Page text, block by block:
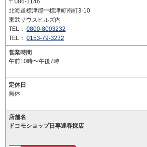
〒086-1146
北海道標津郡中標津町南町3-10
東武サウスヒルズ内
TEL： 0800-8003232
TEL： 0153-79-3232
営業時間
午前10時〜午後7時
定休日
無休
店舗名
ドコモショップ日専連春採店